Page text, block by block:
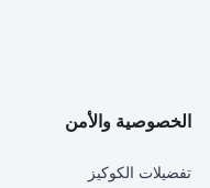
الخصوصية والأمن
تفضيلات الكوكيز